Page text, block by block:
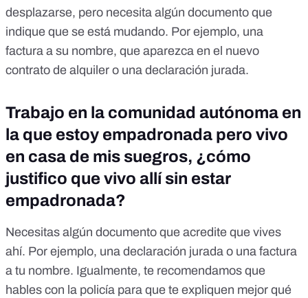
desplazarse, pero necesita algún documento que
indique que se está mudando. Por ejemplo, una
factura a su nombre, que aparezca en el nuevo
contrato de alquiler o una declaración jurada.
Trabajo en la comunidad autónoma en
la que estoy empadronada pero vivo
en casa de mis suegros, ¿cómo
justifico que vivo allí sin estar
empadronada?
Necesitas algún documento que acredite que vives
ahí. Por ejemplo, una declaración jurada o una factura
a tu nombre. Igualmente, te recomendamos que
hables con la policía para que te expliquen mejor qué